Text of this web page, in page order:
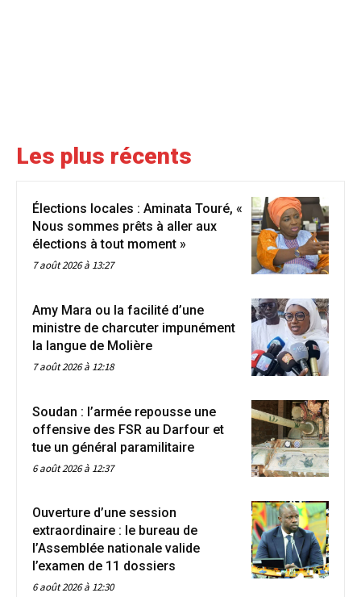
Les plus récents
Élections locales : Aminata Touré, «
Nous sommes prêts à aller aux
élections à tout moment »
7 août 2026 à 13:27
Amy Mara ou la facilité d’une
ministre de charcuter impunément
la langue de Molière
7 août 2026 à 12:18
Soudan : l’armée repousse une
offensive des FSR au Darfour et
tue un général paramilitaire
6 août 2026 à 12:37
Ouverture d’une session
extraordinaire : le bureau de
l’Assemblée nationale valide
l’examen de 11 dossiers
6 août 2026 à 12:30